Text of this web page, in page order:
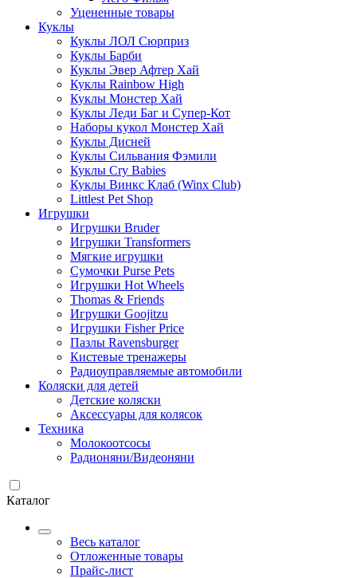
Уцененные товары
Куклы
Куклы ЛОЛ Сюрприз
Куклы Барби
Куклы Эвер Афтер Хай
Куклы Rainbow High
Куклы Монстер Хай
Куклы Леди Баг и Супер-Кот
Наборы кукол Монстер Хай
Куклы Дисней
Куклы Сильвания Фэмили
Куклы Cry Babies
Куклы Винкс Клаб (Winx Club)
Littlest Pet Shop
Игрушки
Игрушки Bruder
Игрушки Transformers
Мягкие игрушки
Сумочки Purse Pets
Игрушки Hot Wheels
Thomas & Friends
Игрушки Goojitzu
Игрушки Fisher Price
Пазлы Ravensburger
Кистевые тренажеры
Радиоуправляемые автомобили
Коляски для детей
Детские коляски
Аксессуары для колясок
Техника
Молокоотсосы
Радионяни/Видеоняни
Каталог
Весь каталог
Отложенные товары
Прайс-лист